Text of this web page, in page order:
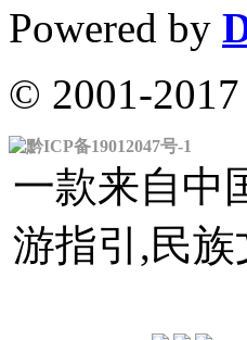
Powered by
© 2001-2017
黔ICP备19012047号-1
一款来自中
游指引,民